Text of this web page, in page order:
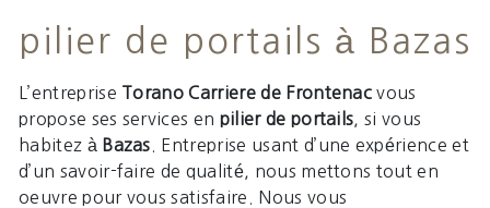
pilier de portails à Bazas
L’entreprise Torano Carriere de Frontenac vous
propose ses services en pilier de portails , si vous
habitez à Bazas . Entreprise usant d’une expérience et
d’un savoir-faire de qualité, nous mettons tout en
oeuvre pour vous satisfaire. Nous vous